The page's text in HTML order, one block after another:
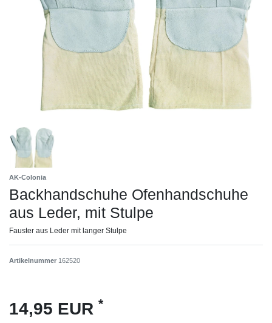
AK-Colonia
Backhandschuhe Ofenhandschuhe
aus Leder, mit Stulpe
Fauster aus Leder mit langer Stulpe
Artikelnummer 162520
14,95 EUR *